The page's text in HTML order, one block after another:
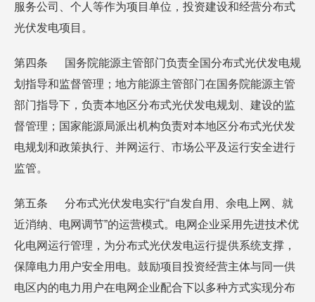
服务公司、个人等作为项目单位，投资建设和经营分布式
光伏发电项目。
第四条 国务院能源主管部门负责全国分布式光伏发电规
划指导和监督管理；地方能源主管部门在国务院能源主管
部门指导下，负责本地区分布式光伏发电规划、建设的监
督管理；国家能源局派出机构负责对本地区分布式光伏发
电规划和政策执行、并网运行、市场公平及运行安全进行
监管。
第五条 分布式光伏发电实行“自发自用、余电上网、就
近消纳、电网调节”的运营模式。电网企业采用先进技术优
化电网运行管理，为分布式光伏发电运行提供系统支撑，
保障电力用户安全用电。鼓励项目投资经营主体与同一供
电区内的电力用户在电网企业配合下以多种方式实现分布